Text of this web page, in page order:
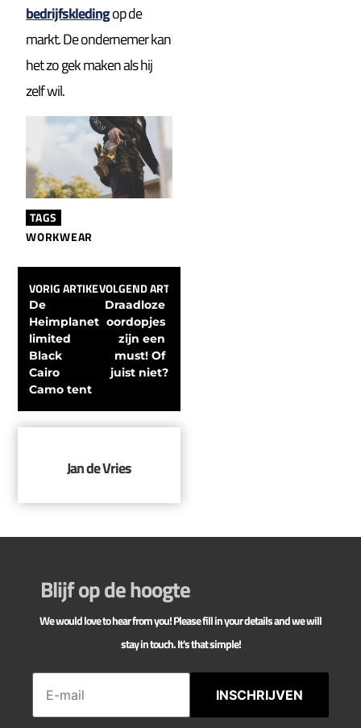
bedrijfskledingop de
markt. De ondernemer kan
het zo gek maken als hij
zelf wil.
TAGS
WORKWEAR
VORIG ARTIKEL
De
Heimplanet
limited
Black
Cairo
Camo tent
VOLGEND ARTIKEL
Draadloze
oordopjes
zijn een
must! Of
juist niet?
Jan de Vries
Blijf op de hoogte
We would love to hear from you! Please fill in your details and we will
stay in touch. It's that simple!
INSCHRIJVEN